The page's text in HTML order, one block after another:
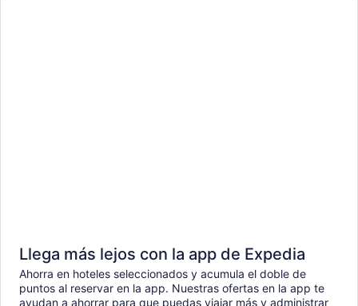
Llega más lejos con la app de Expedia
Ahorra en hoteles seleccionados y acumula el doble de
puntos al reservar en la app. Nuestras ofertas en la app te
ayudan a ahorrar para que puedas viajar más y administrar